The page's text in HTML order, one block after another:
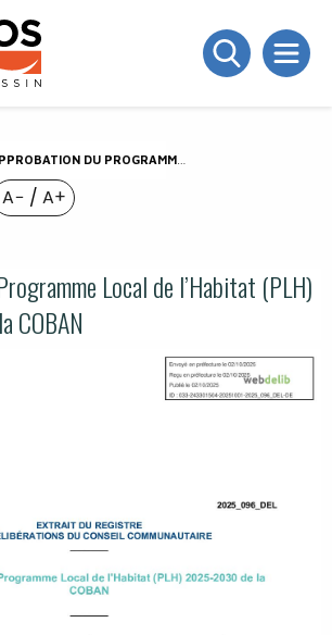
DU PROGRAMME LOCAL DE L’HABITAT (PLH) 2025-2030 DE LA COBAN
A− / A+
Local de l’Habitat (PLH)
COBAN